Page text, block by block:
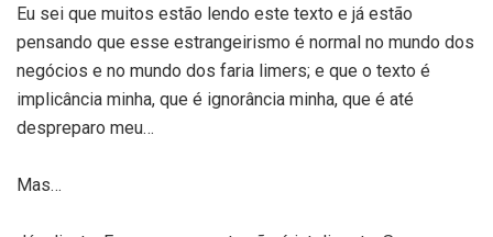
Eu sei que muitos estão lendo este texto e já estão
pensando que esse estrangeirismo é normal no mundo dos
negócios e no mundo dos faria limers; e que o texto é
implicância minha, que é ignorância minha, que é até
despreparo meu…
Mas…